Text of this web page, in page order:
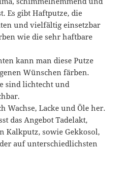
Es gibt Haftputze, die
und vielfältig einsetzbar
wie die sehr haftbare
kann man diese Putze
Wünschen färben.
sind lichtecht und
Wachse, Lacke und Öle her.
das Angebot Tadelakt,
Kalkputz, sowie Gekkosol,
auf unterschiedlichsten